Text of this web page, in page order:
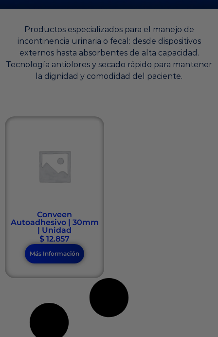
Productos especializados para el manejo de
incontinencia urinaria o fecal: desde dispositivos
externos hasta absorbentes de alta capacidad.
Tecnología antiolores y secado rápido para mantener
la dignidad y comodidad del paciente.
Conveen
Autoadhesivo | 30mm
| Unidad
$ 12.857
Más Información